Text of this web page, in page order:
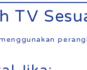
TV